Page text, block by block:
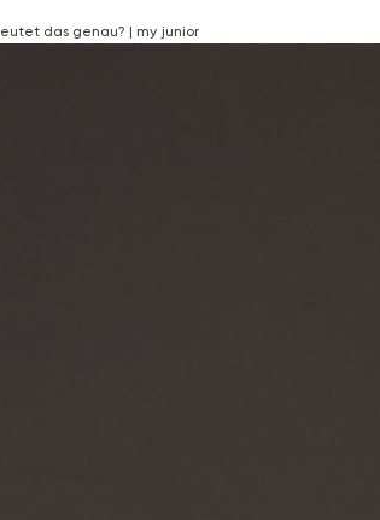
das genau? | my junior